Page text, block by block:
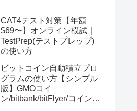
CAT4テスト対策【年額
$69〜】オンライン模試｜
TestPrep(テストプレップ)
の使い方
ビットコイン自動積立プロ
グラムの使い方【シンプル
版】GMOコイ
ン/bitbank/bitFlyer/コインチ